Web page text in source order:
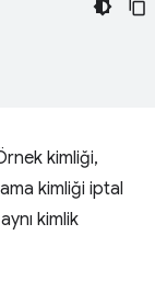
kimliği,
kimliği iptal
kimlik